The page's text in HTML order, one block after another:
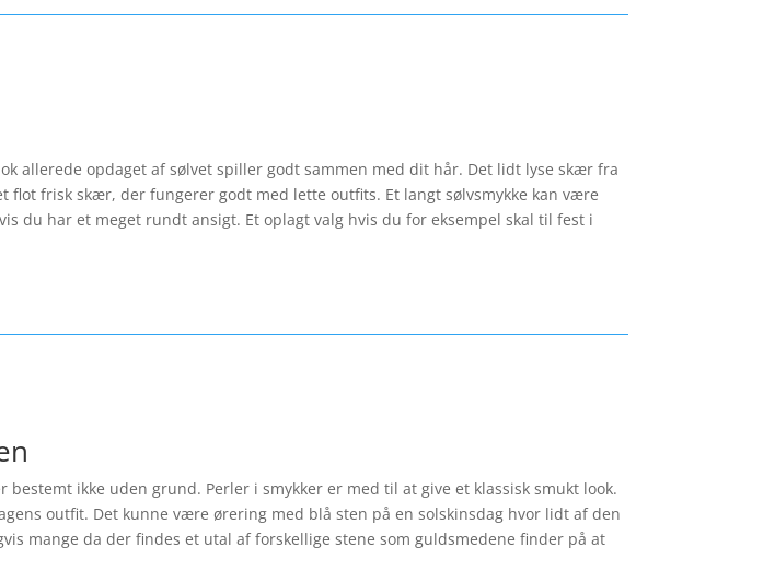
allerede opdaget af sølvet spiller godt sammen med dit hår. Det lidt lyse skær fra
flot frisk skær, der fungerer godt med lette outfits. Et langt sølvsmykke kan være
du har et meget rundt ansigt. Et oplagt valg hvis du for eksempel skal til fest i
ikke uden grund. Perler i smykker er med til at give et klassisk smukt look.
outfit. Det kunne være ørering med blå sten på en solskinsdag hvor lidt af den
mange da der findes et utal af forskellige stene som guldsmedene finder på at